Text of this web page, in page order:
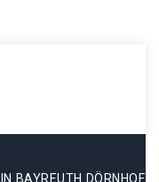
BAYREUTH DÖRNHOF